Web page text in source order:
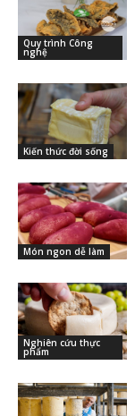
Quy trình Công
nghệ
Kiến thức đời sống
Món ngon dễ làm
Nghiên cứu thực
phẩm